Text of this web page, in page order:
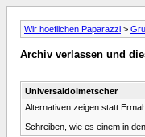
Wir hoeflichen Paparazzi >
Archiv verlassen und
Universaldolmetscher
Alternativen zeigen statt
Schreiben, wie es einem in